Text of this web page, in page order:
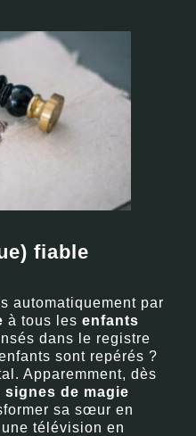
fiable
automatiquement par
à tous lesenfants
dans le registre
sont repérés ?
Apparemment, dès
signes de magie
sa sœur en
télévision en